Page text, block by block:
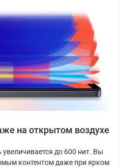
на открытом воздухе
до 600 нит. Вы
контентом даже при ярком